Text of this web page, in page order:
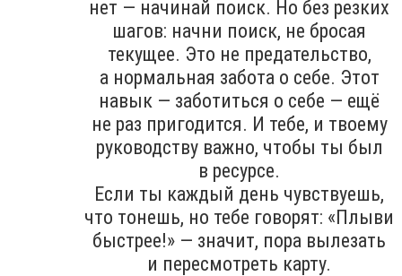
нет — начинай поиск. Но без резких
шагов: начни поиск, не бросая
текущее. Это не предательство,
а нормальная забота о себе. Этот
навык — заботиться о себе — ещё
не раз пригодится. И тебе, и твоему
руководству важно, чтобы ты был
в ресурсе.
Если ты каждый день чувствуешь,
что тонешь, но тебе говорят: «Плыви
быстрее!» — значит, пора вылезать
и пересмотреть карту.